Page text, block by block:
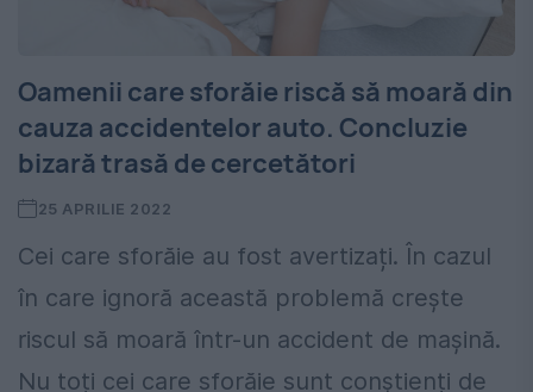
Oamenii care sforăie riscă să moară din
cauza accidentelor auto. Concluzie
bizară trasă de cercetători
25 APRILIE 2022
Cei care sforăie au fost avertizați. În cazul
în care ignoră această problemă crește
riscul să moară într-un accident de mașină.
Nu toți cei care sforăie sunt conștienți de